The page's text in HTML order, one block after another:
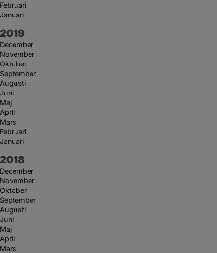
Februari
Januari
År:
2019
December
November
Oktober
September
Augusti
Juni
Maj
April
Mars
Februari
Januari
År:
2018
December
November
Oktober
September
Augusti
Juni
Maj
April
Mars